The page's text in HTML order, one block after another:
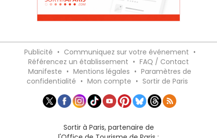
Publicité • Communiquez sur votre événement •
Référencez un établissement • FAQ / Contact
Manifeste • Mentions légales • Paramètres de
confidentialité • Mon compte • Sortir de Paris
Sortir à Paris, partenaire de